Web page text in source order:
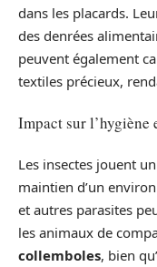
dans les placards.
des denrées
peuvent également
textiles précieux,
Impact sur l’hygiène
Les insectes jouent
maintien d’un
et autres parasites
les animaux de
collemboles, bien